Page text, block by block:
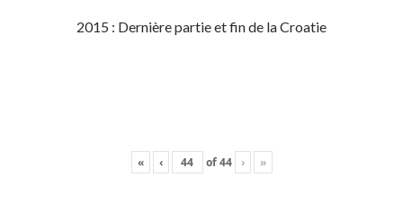
2015 : Dernière partie et fin de la Croatie
« ‹ of44 › »